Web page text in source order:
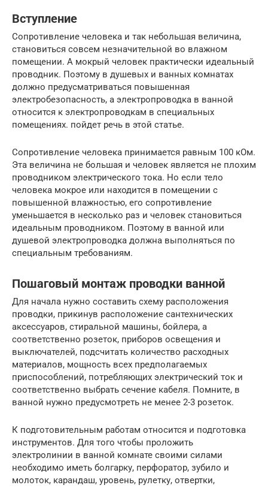
Вступление
Сопротивление человека и так небольшая величина,
становиться совсем незначительной во влажном
помещении. А мокрый человек практически идеальный
проводник. Поэтому в душевых и ванных комнатах
должно предусматриваться повышенная
электробезопасность, а электропроводка в ванной
относится к электропроводкам в специальных
помещениях. пойдет речь в этой статье.
Сопротивление человека принимается равным 100 кОм.
Эта величина не большая и человек является не плохим
проводником электрического тока. Но если тело
человека мокрое или находится в помещении с
повышенной влажностью, его сопротивление
уменьшается в несколько раз и человек становиться
идеальным проводником. Поэтому в ванной или
душевой электропроводка должна выполняться по
специальным требованиям.
Пошаговый монтаж проводки ванной
Для начала нужно составить схему расположения
проводки, прикинув расположение сантехнических
аксессуаров, стиральной машины, бойлера, а
соответственно розеток, приборов освещения и
выключателей, подсчитать количество расходных
материалов, мощность всех предполагаемых
приспособлений, потребляющих электрический ток и
соответственно выбрать сечение кабеля. Помните, в
ванной нужно предусмотреть не менее 2-3 розеток.
К подготовительным работам относится и подготовка
инструментов. Для того чтобы проложить
электролинии в ванной комнате своими силами
необходимо иметь болгарку, перфоратор, зубило и
молоток, карандаш, уровень, рулетку, отвертки,